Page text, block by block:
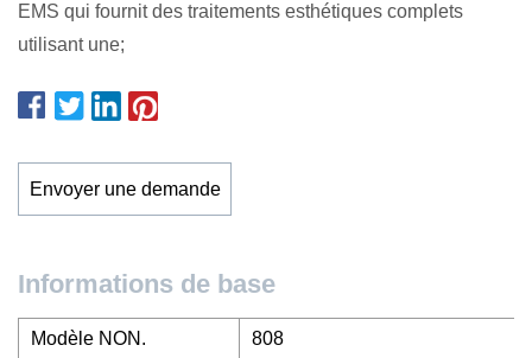
EMS qui fournit des traitements esthétiques complets
utilisant une;
Envoyer une demande
Informations de base
Modèle NON. 808